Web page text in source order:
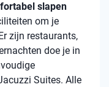
slapen
om je
zijn restaurants,
doe je in
Suites. Alle